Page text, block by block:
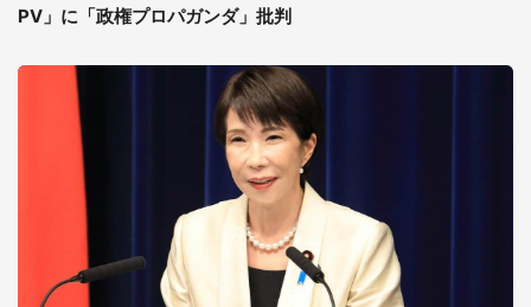
PV」に「政権プロパガンダ」批判